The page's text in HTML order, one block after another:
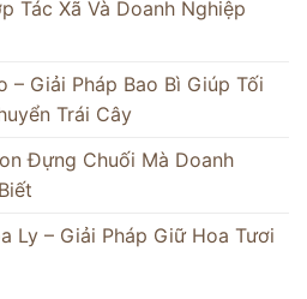
Tác Xã Và Doanh Nghiệp
Giải Pháp Bao Bì Giúp Tối
Trái Cây
Đựng Chuối Mà Doanh
Ly – Giải Pháp Giữ Hoa Tươi